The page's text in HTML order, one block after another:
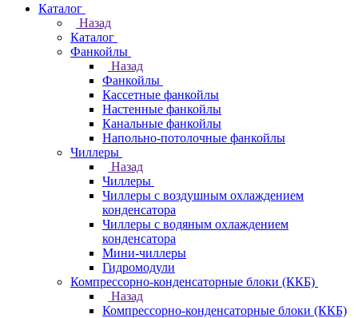
Каталог
Назад
Каталог
Фанкойлы
Назад
Фанкойлы
Кассетные фанкойлы
Настенные фанкойлы
Канальные фанкойлы
Напольно-потолочные фанкойлы
Чиллеры
Назад
Чиллеры
Чиллеры с воздушным охлаждением
конденсатора
Чиллеры с водяным охлаждением
конденсатора
Мини-чиллеры
Гидромодули
Компрессорно-конденсаторные блоки (ККБ)
Назад
Компрессорно-конденсаторные блоки (ККБ)